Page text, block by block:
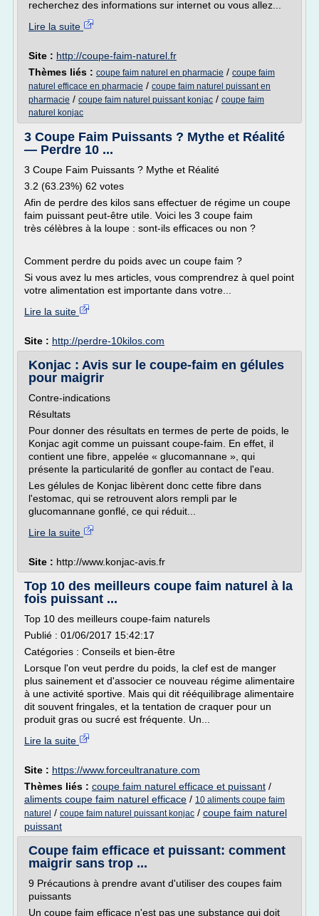
recherchez des informations sur internet ou vous allez...
Lire la suite
Site : http://coupe-faim-naturel.fr
Thèmes liés : coupe faim naturel en pharmacie / coupe faim
naturel efficace en pharmacie / coupe faim naturel puissant en
pharmacie / coupe faim naturel puissant konjac / coupe faim
naturel konjac
3 Coupe Faim Puissants ? Mythe et Réalité
— Perdre 10 ...
3 Coupe Faim Puissants ? Mythe et Réalité
3.2 (63.23%) 62 votes
Afin de perdre des kilos sans effectuer de régime un coupe
faim puissant peut-être utile. Voici les 3 coupe faim
très célèbres à la loupe : sont-ils efficaces ou non ?
Comment perdre du poids avec un coupe faim ?
Si vous avez lu mes articles, vous comprendrez à quel point
votre alimentation est importante dans votre...
Lire la suite
Site : http://perdre-10kilos.com
Konjac : Avis sur le coupe-faim en gélules
pour maigrir
Contre-indications
Résultats
Pour donner des résultats en termes de perte de poids, le
Konjac agit comme un puissant coupe-faim. En effet, il
contient une fibre, appelée « glucomannane », qui
présente la particularité de gonfler au contact de l'eau.
Les gélules de Konjac libèrent donc cette fibre dans
l'estomac, qui se retrouvent alors rempli par le
glucomannane gonflé, ce qui réduit...
Lire la suite
Site : http://www.konjac-avis.fr
Top 10 des meilleurs coupe faim naturel à la
fois puissant ...
Top 10 des meilleurs coupe-faim naturels
Publié : 01/06/2017 15:42:17
Catégories : Conseils et bien-être
Lorsque l'on veut perdre du poids, la clef est de manger
plus sainement et d'associer ce nouveau régime alimentaire
à une activité sportive. Mais qui dit rééquilibrage alimentaire
dit souvent fringales, et la tentation de craquer pour un
produit gras ou sucré est fréquente. Un...
Lire la suite
Site : https://www.forceultranature.com
Thèmes liés : coupe faim naturel efficace et puissant /
aliments coupe faim naturel efficace / 10 aliments coupe faim
naturel / coupe faim naturel puissant konjac / coupe faim naturel
puissant
Coupe faim efficace et puissant: comment
maigrir sans trop ...
9 Précautions à prendre avant d'utiliser des coupes faim
puissants
Un coupe faim efficace n'est pas une substance qui doit